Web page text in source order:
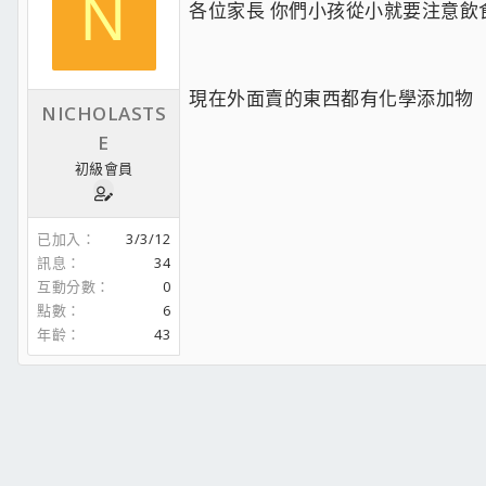
N
NICHOLASTS
E
初級會員
已加入
3/3/12
訊息
34
互動分數
0
點數
6
年齡
43
各位家長 你們小孩從小就要注意飲
現在外面賣的東西都有化學添加物